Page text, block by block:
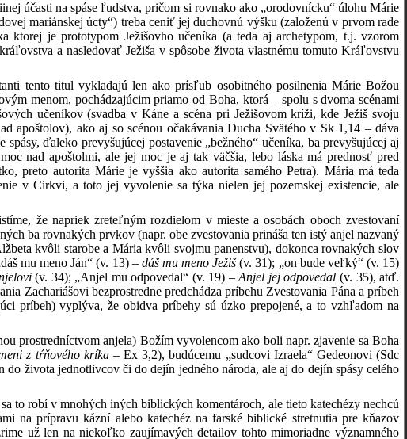
účasti na spáse ľudstva, pričom si rovnako ako „orodovnícku“ úlohu Márie
mariánskej úcty“) treba ceniť jej duchovnú výšku (založenú v prvom rade
je prototypom Ježišovho učeníka (a teda aj archetypom, t.j. vzorom
a nasledovať Ježiša v spôsobe života vlastnému tomuto Kráľovstvu
tento titul vykladajú len ako prísľub osobitného posilnenia Márie Božou
menom, pochádzajúcim priamo od Boha, ktorá – spolu s dvoma scénami
učeníkov (svadba v Káne a scéna pri Ježišovom kríži, kde Ježiš svoju
apoštolov), ako aj so scénou očakávania Ducha Svätého v Sk 1,14 – dáva
ďaleko prevyšujúcej postavenie „bežného“ učeníka, ba prevyšujúcej aj
nad apoštolmi, ale jej moc je aj tak väčšia, lebo láska má prednosť pred
preto autorita Márie je vyššia ako autorita samého Petra). Mária má teda
v Cirkvi, a toto jej vyvolenie sa týka nielen jej pozemskej existencie, ale
že napriek zreteľným rozdielom v mieste a osobách oboch zvestovaní
ba rovnakých prvkov (napr. obe zvestovania prináša ten istý anjel nazvaný
kvôli starobe a Mária kvôli svojmu panenstvu), dokonca rovnakých slov
mu meno Ján“ (v. 13) – dáš mu meno Ježiš(v. 31); „on bude veľký“ (v. 15)
(v. 34); „Anjel mu odpovedal“ (v. 19) –Anjel jej odpovedal (v. 35), atď.
Zachariášovi bezprostredne predchádza príbehu Zvestovania Pána a príbeh
príbeh) vyplýva, že obidva príbehy sú úzko prepojené, a to vzhľadom na
prostredníctvom anjela) Božím vyvolencom ako boli napr. zjavenie sa Boha
z tŕňového kríka – Ex 3,2), budúcemu „sudcovi Izraela“ Gedeonovi (Sdc
života jednotlivcov či do dejín jedného národa, ale aj do dejín spásy celého
to robí v mnohých iných biblických komentároch, ale tieto katechézy nechcú
na prípravu kázní alebo katechéz na farské biblické stretnutia pre kňazov
už len na niekoľko zaujímavých detailov tohto mimoriadne významného